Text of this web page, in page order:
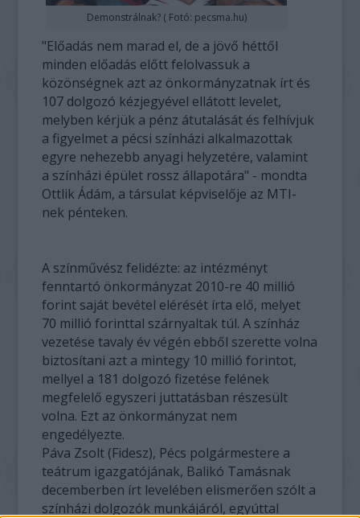
Demonstrálnak? ( Fotó: pecsma.hu)
"Előadás nem marad el, de a jövő héttől
minden előadás előtt felolvassuk a
közönségnek azt az önkormányzatnak írt és
107 dolgozó kézjegyével ellátott levelet,
melyben kérjük a pénz átutalását és felhívjuk
a figyelmet a pécsi színházi alkalmazottak
egyre nehezebb anyagi helyzetére, valamint
a színházi épület rossz állapotára" - mondta
Ottlik Ádám, a társulat képviselője az MTI-
nek pénteken.
A színművész felidézte: az intézményt
fenntartó önkormányzat 2010-re 40 millió
forint saját bevétel elérését írta elő, melyet
70 millió forinttal szárnyaltak túl. A színház
vezetése tavaly év végén ebből szerette volna
biztosítani azt a mintegy 10 millió forintot,
mellyel a 181 dolgozó fizetése felének
megfelelő egyszeri juttatásban részesült
volna. Ezt az önkormányzat nem
engedélyezte.
Páva Zsolt (Fidesz), Pécs polgármestere a
teátrum igazgatójának, Balikó Tamásnak
decemberben írt levelében elismerően szólt a
színházi dolgozók munkájáról, egyúttal